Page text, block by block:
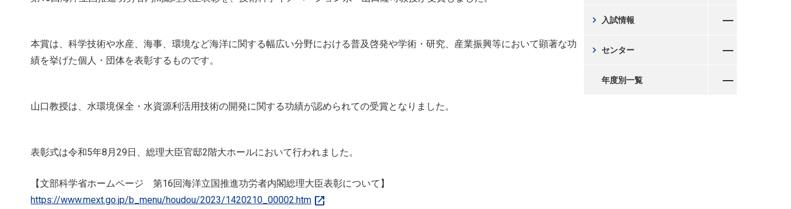
本賞は、科学技術や水産、海事、環境など海洋に関する幅広い分野における普及啓発や学術・研究、産業振興等において顕著な功
績を挙げた個人・団体を表彰するものです。
山口教授は、水環境保全・水資源利活用技術の開発に関する功績が認められての受賞となりました。
表彰式は令和5年8月29日、総理大臣官邸2階大ホールにおいて行われました。
【文部科学省ホームページ 第16回海洋立国推進功労者内閣総理大臣表彰について】
https://www.mext.go.jp/b_menu/houdou/2023/1420210_00002.htm open_in_new
入試情報
chevron_right
センター
chevron_right
年度別一覧